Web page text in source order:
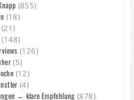
(855)
(18)
(21)
(148)
(126)
(5)
(12)
(4)
← klare Empfehlung (878)